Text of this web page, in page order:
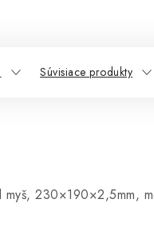
Súvisiace produkty
230×190×2,5mm,